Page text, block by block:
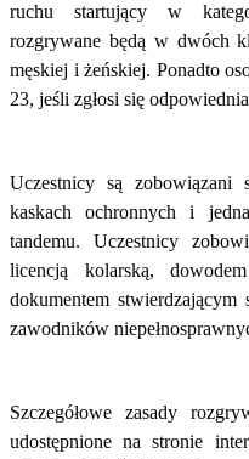
ruchu startujący w
rozgrywane będą w dwóch
męskiej i żeńskiej. Ponadto
23, jeśli zgłosi się
Uczestnicy są zobowiązani
kaskach ochronnych i
tandemu. Uczestnicy
licencją kolarską,
dokumentem stwierdzającym
zawodników
Szczegółowe zasady
udostępnione na stronie